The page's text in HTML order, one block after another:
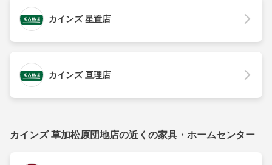
カインズ 星置店
カインズ 亘理店
カインズ 草加松原団地店の近くの家具・ホームセンター